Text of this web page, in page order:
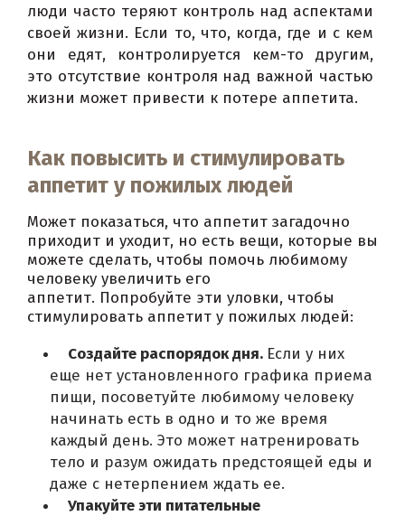
люди часто теряют контроль над аспектами
своей жизни. Если то, что, когда, где и с кем
они едят, контролируется кем-то другим,
это отсутствие контроля над важной частью
жизни может привести к потере аппетита.
Как повысить и стимулировать
аппетит у пожилых людей
Может показаться, что аппетит загадочно
приходит и уходит, но есть вещи, которые вы
можете сделать, чтобы помочь любимому
человеку увеличить его
аппетит. Попробуйте эти уловки, чтобы
стимулировать аппетит у пожилых людей:
Создайте распорядок дня. Если у них
еще нет установленного графика приема
пищи, посоветуйте любимому человеку
начинать есть в одно и то же время
каждый день. Это может натренировать
тело и разум ожидать предстоящей еды и
даже с нетерпением ждать ее.
Упакуйте эти питательные